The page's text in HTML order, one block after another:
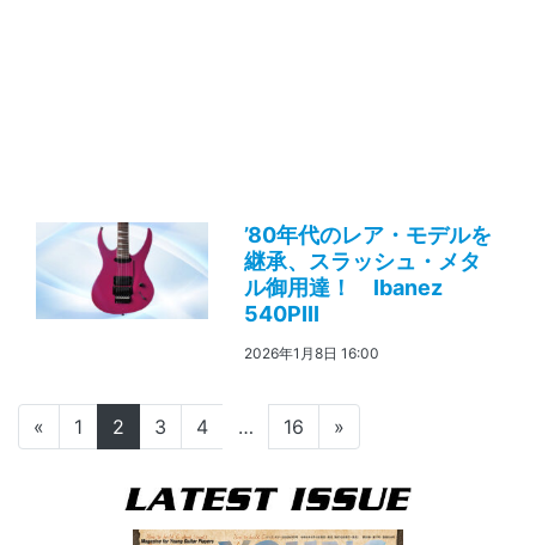
’80年代のレア・モデルを
継承、スラッシュ・メタ
ル御用達！ Ibanez
540PIII
2026年1月8日 16:00
投稿ナビゲーション
« 1 2 3 4 … 16 »